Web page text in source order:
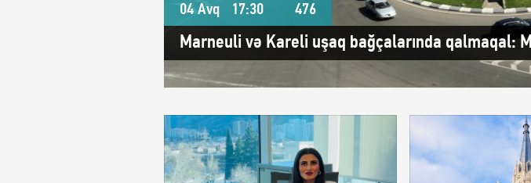
04 Avq 17:30 476
Marneuli və Kareli uşaq bağçalarında qalmaqal: